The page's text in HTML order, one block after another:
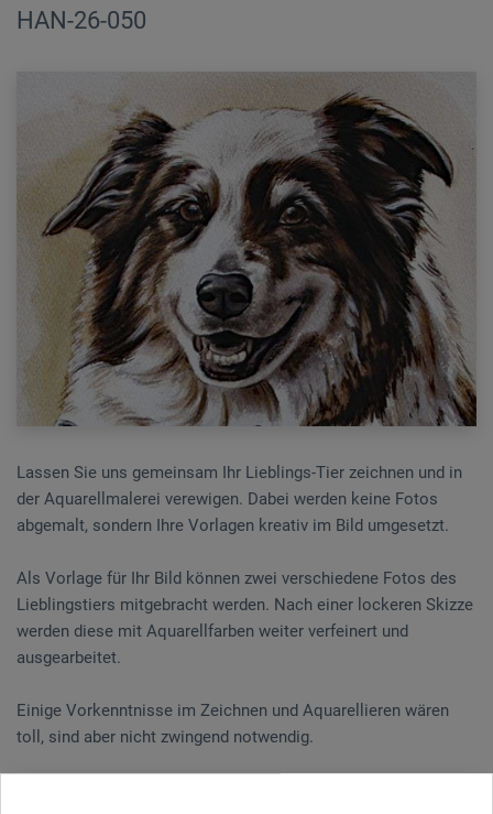
HAN-26-050
Lassen Sie uns gemeinsam Ihr Lieblings-Tier zeichnen und in
der Aquarellmalerei verewigen. Dabei werden keine Fotos
abgemalt, sondern Ihre Vorlagen kreativ im Bild umgesetzt.
Als Vorlage für Ihr Bild können zwei verschiedene Fotos des
Lieblingstiers mitgebracht werden. Nach einer lockeren Skizze
werden diese mit Aquarellfarben weiter verfeinert und
ausgearbeitet.
Einige Vorkenntnisse im Zeichnen und Aquarellieren wären
toll, sind aber nicht zwingend notwendig.